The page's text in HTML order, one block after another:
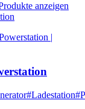
anzeigen
#Ladestation